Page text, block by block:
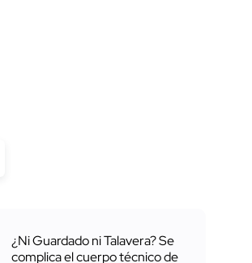
¿Ni Guardado ni Talavera? Se
complica el cuerpo técnico de